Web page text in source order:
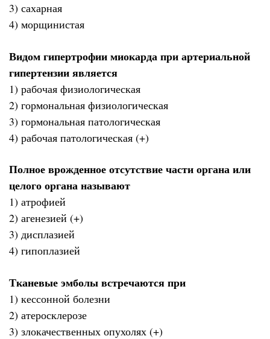
3) сахарная
4) морщинистая
Видом гипертрофии миокарда при артериальной
гипертензии является
1) рабочая физиологическая
2) гормональная физиологическая
3) гормональная патологическая
4) рабочая патологическая (+)
Полное врожденное отсутствие части органа или
целого органа называют
1) атрофией
2) агенезией (+)
3) дисплазией
4) гипоплазией
Тканевые эмболы встречаются при
1) кессонной болезни
2) атеросклерозе
3) злокачественных опухолях (+)